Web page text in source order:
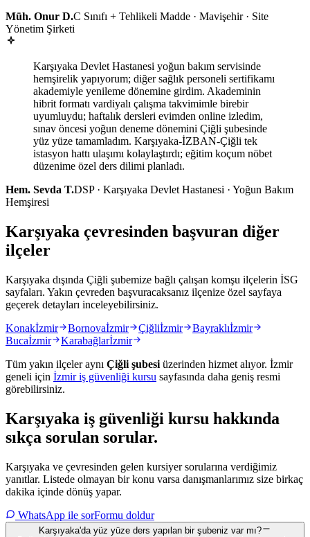
Müh. Onur D.C Sınıfı + Tehlikeli Madde · Mavişehir · Site
Yönetim Şirketi
Karşıyaka Devlet Hastanesi yoğun bakım servisinde
hemşirelik yapıyorum; diğer sağlık personeli sertifikamı
akademiyle yenileme dönemine girdim. Akademinin
hibrit formatı vardiyalı çalışma takvimimle birebir
uyumluydu; haftalık dersleri evimden online izledim,
sınav öncesi yoğun deneme dönemini Çiğli şubesinde
yüz yüze tamamladım. Karşıyaka-İZBAN-Çiğli tek
istasyon hattı ulaşımı kolaylaştırdı; eğitim koçum nöbet
düzenime özel ders dilimi planladı.
Hem. Sevda T.DSP · Karşıyaka Devlet Hastanesi · Yoğun Bakım
Hemşiresi
Karşıyaka çevresinden başvuran diğer
ilçeler
Karşıyaka dışında Çiğli şubemize bağlı çalışan komşu ilçelerin İSG
sayfaları. Yakın çevreden başvuracaksanız ilçenize özel sayfaya
geçerek detayları inceleyebilirsiniz.
Konakİzmir Bornovaİzmir Çiğliİzmir Bayraklıİzmir
Bucaİzmir Karabağlarİzmir
Tüm yakın ilçeler aynı Çiğli şubesi üzerinden hizmet alıyor. İzmir
geneli için İzmiriş güvenliği kursu sayfasında daha geniş resmi
görebilirsiniz.
Karşıyaka iş güvenliği kursu hakkında
sıkça sorulan sorular.
Karşıyaka ve çevresinden gelen kursiyer sorularına verdiğimiz
yanıtlar. Listede olmayan bir konu varsa danışmanlarımız size birkaç
dakika içinde dönüş yapar.
WhatsApp ile sorFormu doldur
Karşıyaka'da yüz yüze ders yapılan bir şubeniz var mı?